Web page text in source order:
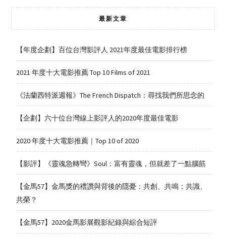
最新文章
【年度企劃】百位台灣影評人 2021年度最佳電影排行榜
2021 年度十大電影推薦 Top 10 Films of 2021
《法蘭西特派週報》The French Dispatch：尋找我們所思念的
【企劃】六十位台灣線上影評人的2020年度最佳電影
2020 年度十大電影推薦｜Top 10 of 2020
【影評】《靈魂急轉彎》Soul：富有靈魂，但就差了一點腦筋
【金馬57】金馬獎的禮讚與背後的隱憂：共創、共鳴；共識、
共榮？
【金馬57】2020金馬影展觀影紀錄與綜合短評